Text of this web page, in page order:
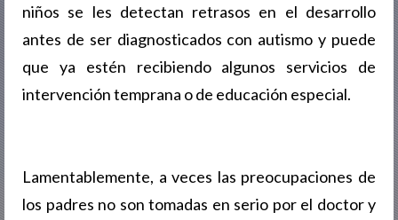
niños se les detectan retrasos en el desarrollo
antes de ser diagnosticados con autismo y puede
que ya estén recibiendo algunos servicios de
intervención temprana o de educación especial.
Lamentablemente, a veces las preocupaciones de
los padres no son tomadas en serio por el doctor y